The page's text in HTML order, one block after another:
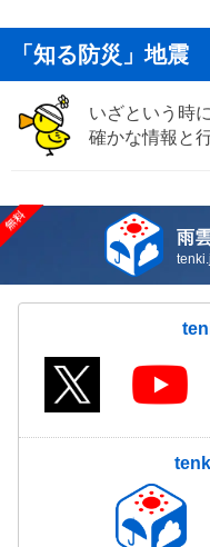
「知る防災」地震
いざという時
確かな情報と
雨